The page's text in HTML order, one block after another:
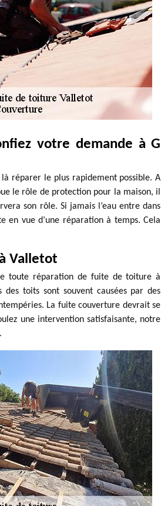
votre demande à G
réparer le plus rapidement possible. A
le rôle de protection pour la maison, il
son rôle. Si jamais l’eau entre dans
vue d’une réparation à temps. Cela
Valletot
toute réparation de fuite de toiture à
toits sont souvent causées par des
La fuite couverture devrait se
une intervention satisfaisante, notre